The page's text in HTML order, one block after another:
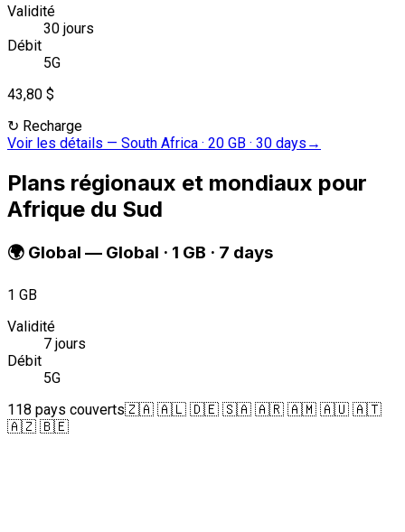
Validité
30 jours
Débit
5G
43,80 $
↻ Recharge
Voir les détails — South Africa · 20 GB · 30 days →
Plans régionaux et mondiaux pour
Afrique du Sud
🌍 Global — Global · 1 GB · 7 days
1 GB
Validité
7 jours
Débit
5G
118 pays couverts🇿🇦 🇦🇱 🇩🇪 🇸🇦 🇦🇷 🇦🇲 🇦🇺 🇦🇹
🇦🇿 🇧🇪